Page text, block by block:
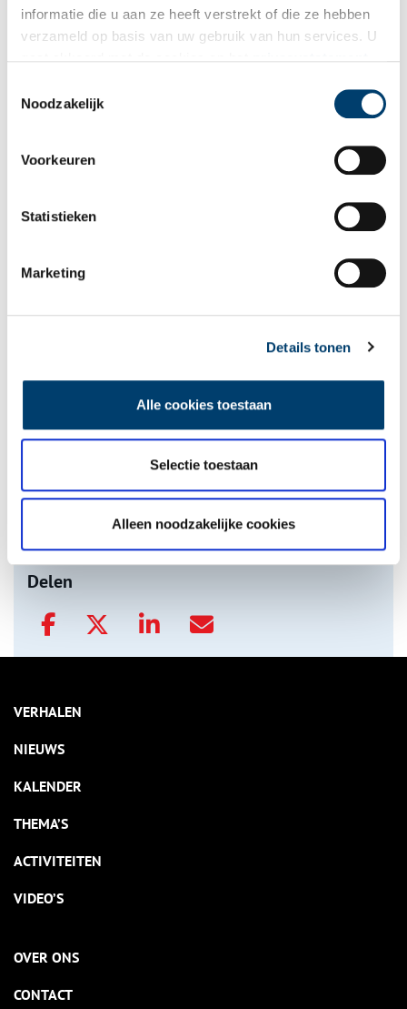
informatie die u aan ze heeft verstrekt of die ze hebben
verzameld op basis van uw gebruik van hun services. U
Noodzakelijk
Voorkeuren
Statistieken
Marketing
Details tonen
Alle cookies toestaan
Selectie toestaan
Alleen noodzakelijke cookies
Tien verdwenen pretparken
De eendenboeten op De Haukes
Nederlandse autofabrieken van vroeger
onh.nl>video>
Delen
VERHALEN
NIEUWS
KALENDER
THEMA’S
ACTIVITEITEN
VIDEO’S
OVER ONS
CONTACT